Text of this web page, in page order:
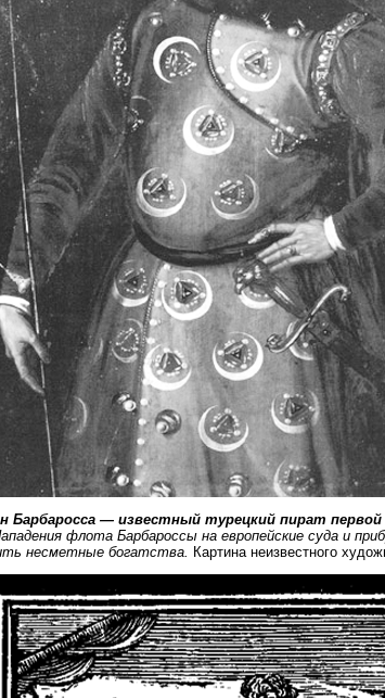
Барбаросса — известный турецкий пират
флота Барбароссы на европейские суда и
несметные богатства. Картина неизвестного